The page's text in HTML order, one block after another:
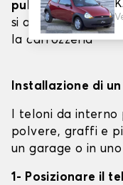
pulito: è
si attacchino al
la carrozzeria
Installazione di
I teloni da interno
polvere, graffi e
un garage o in uno
1- Posizionare il